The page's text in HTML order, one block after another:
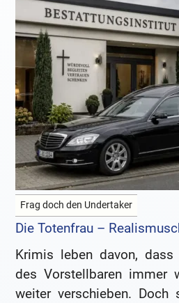
Frag doch den Undertaker
Die Totenfrau –
Krimis leben davon,
des Vorstellbaren immer
weiter verschieben. Doch